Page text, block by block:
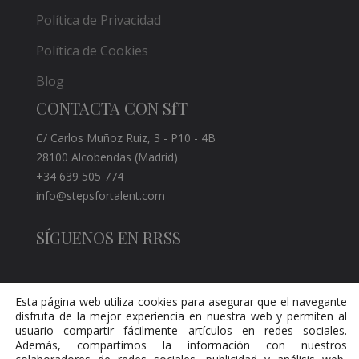
Política de Privacidad
Política de Cookies
Blog
CONTACTA CON SfT
C/ Carlos Muñoz Ruiz, 3 - P10 - 4B
28100 Alcobendas (Madrid)
+34 639 505 774
info@stepsfortalent.com
SÍGUENOS EN RRSS
Esta página web utiliza cookies para asegurar que el navegante
disfruta de la mejor experiencia en nuestra web y permiten al
usuario compartir fácilmente artículos en redes sociales.
Además, compartimos la información con nuestros